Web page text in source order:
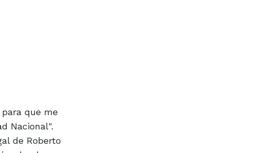
que me
Nacional".
de Roberto